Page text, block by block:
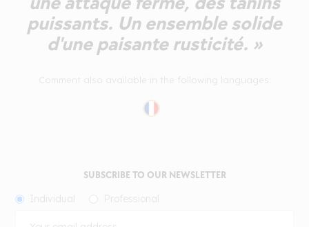
puissants. Un ensemble solide
d'une paisante rusticité. »
SUBSCRIBE TO OUR NEWSLETTER